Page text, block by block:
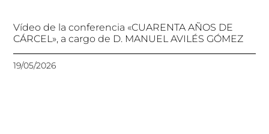
Vídeo de la conferencia «CUARENTA AÑOS DE
CÁRCEL», a cargo de D. MANUEL AVILÉS GÓMEZ
19/05/2026